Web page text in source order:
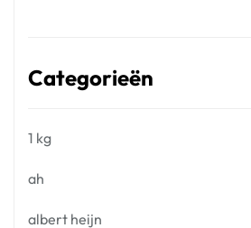
Categorieën
1 kg
ah
albert heijn